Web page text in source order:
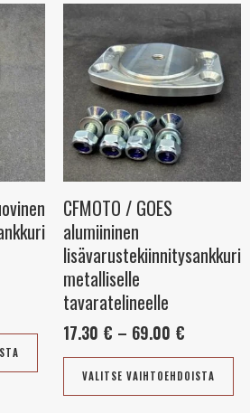
€
€
Tällä
tuotteella
on
useampi
muunnelma.
Voit
tehdä
valinnat
tuotteen
sivulla.
CFMOTO / GOES
alumiininen
lisävarustekiinnitysankkuri
metalliselle
tavaratelineelle
17.30 € – 69.00 €
17.30 €
-
69.00 €
VALITSE VAIHTOEHDOISTA